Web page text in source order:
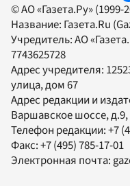
© АО «Газета.Ру»
Название: Газета.Ru
Учредитель:АО
7743625728
Адрес учредителя:
улица, дом 67
Адрес редакции и
Варшавское шоссе, д.9,
Телефон редакции:+7
Факс:+7 (495) 785-17-01
Электронная почта: